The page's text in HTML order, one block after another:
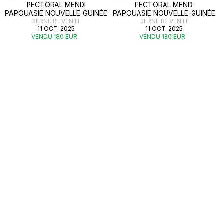
PECTORAL MENDI
PAPOUASIE NOUVELLE-GUINÉE
DERNIÈRE VENTE
11 OCT. 2025
VENDU 180 EUR
PECTORAL MENDI
PAPOUASIE NOUVELLE-GUINÉE
DERNIÈRE VENTE
11 OCT. 2025
VENDU 180 EUR